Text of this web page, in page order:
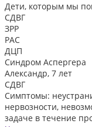
Дети, которым мы
СДВГ
ЗРР
РАС
ДЦП
Синдром Аспергера
Александр, 7 лет
СДВГ
Симптомы:
нервозности,
задаче в течение